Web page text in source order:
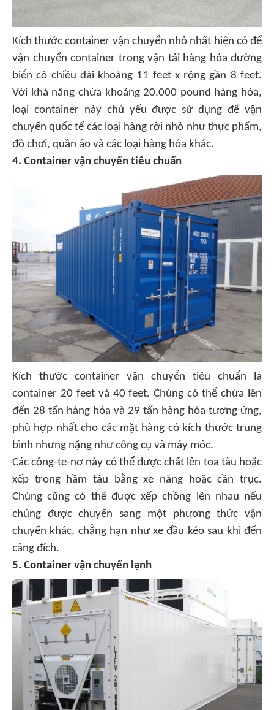
Kích thước container vận chuyển nhỏ nhất hiện có để
vận chuyển container trong vận tải hàng hóa đường
biển có chiều dài khoảng 11 feet x rộng gần 8 feet.
Với khả năng chứa khoảng 20.000 pound hàng hóa,
loại container này chủ yếu được sử dụng để vận
chuyển quốc tế các loại hàng rời nhỏ như thực phẩm,
đồ chơi, quần áo và các loại hàng hóa khác.
4. Container vận chuyển tiêu chuẩn
Kích thước container vận chuyển tiêu chuẩn là
container 20 feet và 40 feet. Chúng có thể chứa lên
đến 28 tấn hàng hóa và 29 tấn hàng hóa tương ứng,
phù hợp nhất cho các mặt hàng có kích thước trung
bình nhưng nặng như công cụ và máy móc.
Các công-te-nơ này có thể được chất lên toa tàu hoặc
xếp trong hầm tàu ​​bằng xe nâng hoặc cần trục.
Chúng cũng có thể được xếp chồng lên nhau nếu
chúng được chuyển sang một phương thức vận
chuyển khác, chẳng hạn như xe đầu kéo sau khi đến
cảng đích.
5. Container vận chuyển lạnh